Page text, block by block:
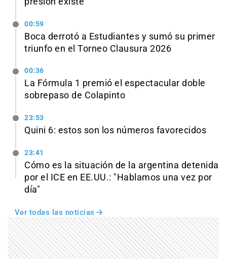
00:59
Boca derrotó a Estudiantes y sumó su primer
triunfo en el Torneo Clausura 2026
00:36
La Fórmula 1 premió el espectacular doble
sobrepaso de Colapinto
23:53
Quini 6: estos son los números favorecidos
23:41
Cómo es la situación de la argentina detenida
por el ICE en EE.UU.: "Hablamos una vez por
día"
Ver todas las noticias